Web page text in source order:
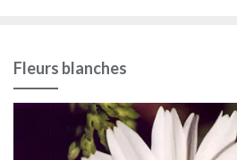
Fleurs blanches